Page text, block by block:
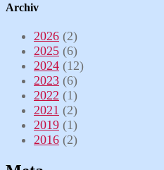
Archiv
2026 (2)
2025 (6)
2024 (12)
2023 (6)
2022 (1)
2021 (2)
2019 (1)
2016 (2)